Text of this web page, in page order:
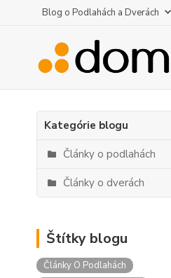
Blog o Podlahách a Dverách
Kategórie blogu
Články o podlahách
Články o dverách
Štítky blogu
Články O Podlahách